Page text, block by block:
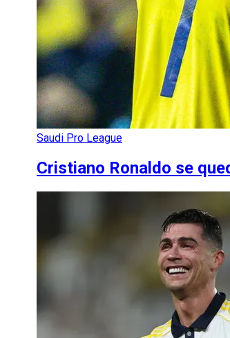
Saudi Pro League
Cristiano Ronaldo se